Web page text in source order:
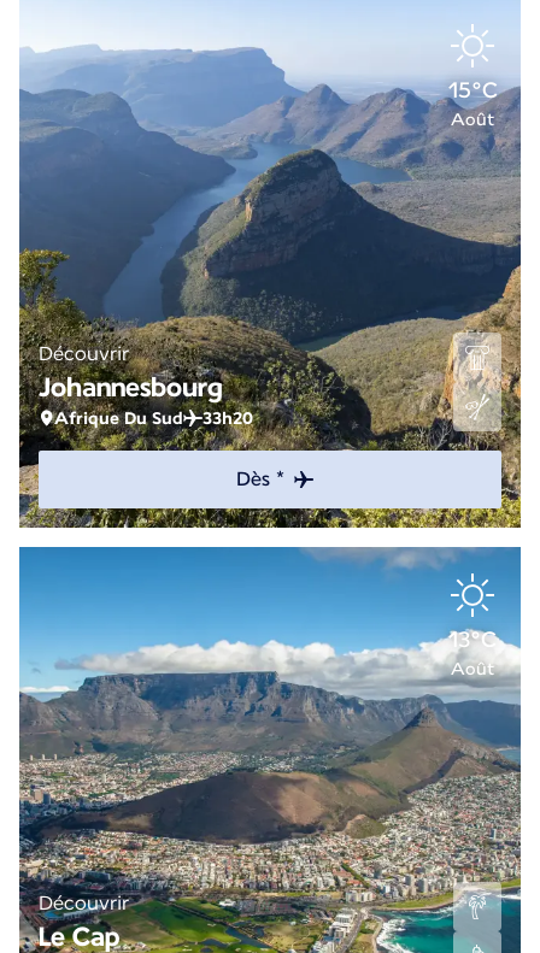
15°C
Août
Découvrir
Johannesbourg
Afrique Du Sud 33h20
Dès *
13°C
Août
Découvrir
Le Cap